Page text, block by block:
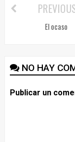
El ocaso
NO HAY
Publicar un